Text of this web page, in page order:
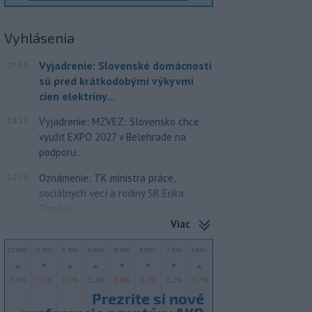
Vyhlásenia
07:55
Vyjadrenie: Slovenské domácnosti
sú pred krátkodobými výkyvmi
cien elektriny...
18:12
Vyjadrenie: MZVEZ: Slovensko chce
využiť EXPO 2027 v Belehrade na
podporu...
12:26
Oznámenie: TK ministra práce,
sociálnych vecí a rodiny SR Erika
Tomáša
Viac